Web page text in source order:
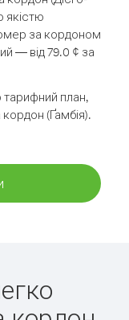
якістю
за кордоном
— від 79.0 ¢ за
план,
(Ґамбія).